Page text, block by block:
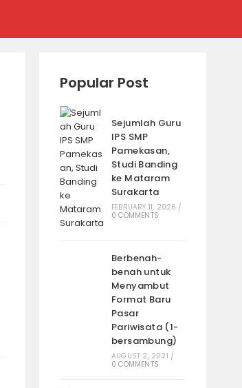
Popular Post
Sejumlah Guru
IPS SMP
Pamekasan,
Studi Banding
ke Mataram
Surakarta
FEBRUARY 11, 2026 /
0 COMMENTS
Berbenah-
benah untuk
Menyambut
Format Baru
Pasar
Pariwisata (1-
bersambung)
AUGUST 2, 2021 /
0 COMMENTS